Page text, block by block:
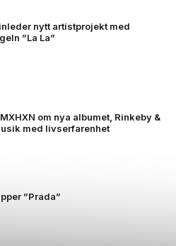
nytt artistprojekt med
”La La”
om nya albumet, Rinkeby &
med livserfarenhet
”Prada”